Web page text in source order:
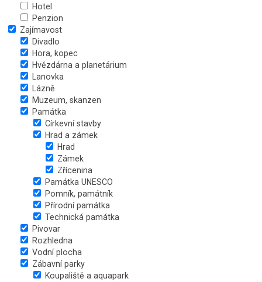
Hotel
Penzion
Zajímavost
Divadlo
Hora, kopec
Hvězdárna a planetárium
Lanovka
Lázně
Muzeum, skanzen
Památka
Církevní stavby
Hrad a zámek
Hrad
Zámek
Zřícenina
Památka UNESCO
Pomník, památník
Přírodní památka
Technická památka
Pivovar
Rozhledna
Vodní plocha
Zábavní parky
Koupaliště a aquapark